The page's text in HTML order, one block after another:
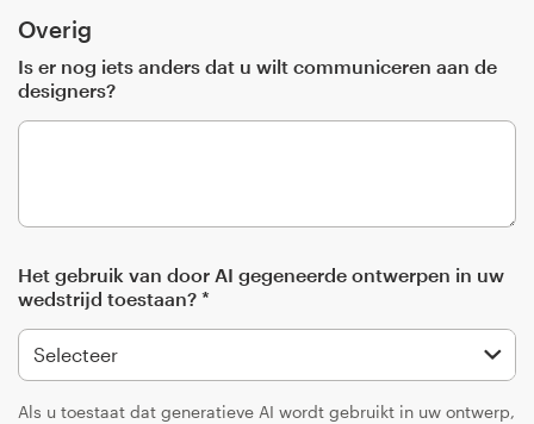
Overig
Is er nog iets anders dat u wilt communiceren aan de
designers?
Het gebruik van door AI gegeneerde ontwerpen in uw
wedstrijd toestaan? *
Als u toestaat dat generatieve AI wordt gebruikt in uw ontwerp,